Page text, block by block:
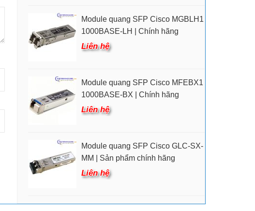
Module quang SFP Cisco MGBLH1
1000BASE-LH | Chính hãng
Liên hệ
Module quang SFP Cisco MFEBX1
1000BASE-BX | Chính hãng
Liên hệ
Module quang SFP Cisco GLC-SX-
MM | Sản phẩm chính hãng
Liên hệ